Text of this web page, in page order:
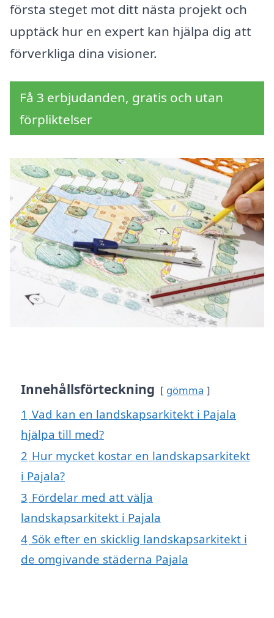
första steget mot ditt nästa projekt och
upptäck hur en expert kan hjälpa dig att
förverkliga dina visioner.
Få 3 erbjudanden, gratis och utan
förpliktelser
Innehållsförteckning gömma
1 Vad kan en landskapsarkitekt i Pajala
hjälpa till med?
2 Hur mycket kostar en landskapsarkitekt
i Pajala?
3 Fördelar med att välja
landskapsarkitekt i Pajala
4 Sök efter en skicklig landskapsarkitekt i
de omgivande städerna Pajala